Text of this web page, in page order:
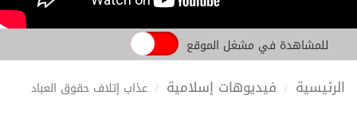
للمشاهدة في مشغل الموقع
الرئيسية فيديوهات إسلامية عذاب إتلاف حقوق العباد